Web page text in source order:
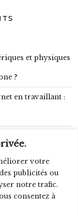
votre
publicités ou
notre trafic.
consentez à
et physiques
?
en travaillant :
réalistes qui